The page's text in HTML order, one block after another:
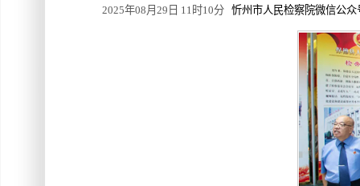
2025年08月29日 11时10分 忻州市人民检察院微信公众